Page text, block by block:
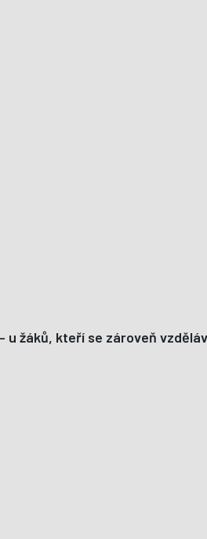
žáků, kteří se zároveň